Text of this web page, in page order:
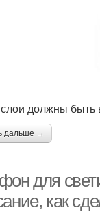
должны быть
дальше →
для
как